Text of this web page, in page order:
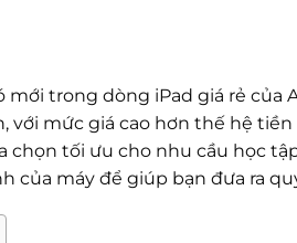
mới trong dòng iPad giá rẻ của
với mức giá cao hơn thế hệ
chọn tối ưu cho nhu cầu học
của máy để giúp bạn đưa ra